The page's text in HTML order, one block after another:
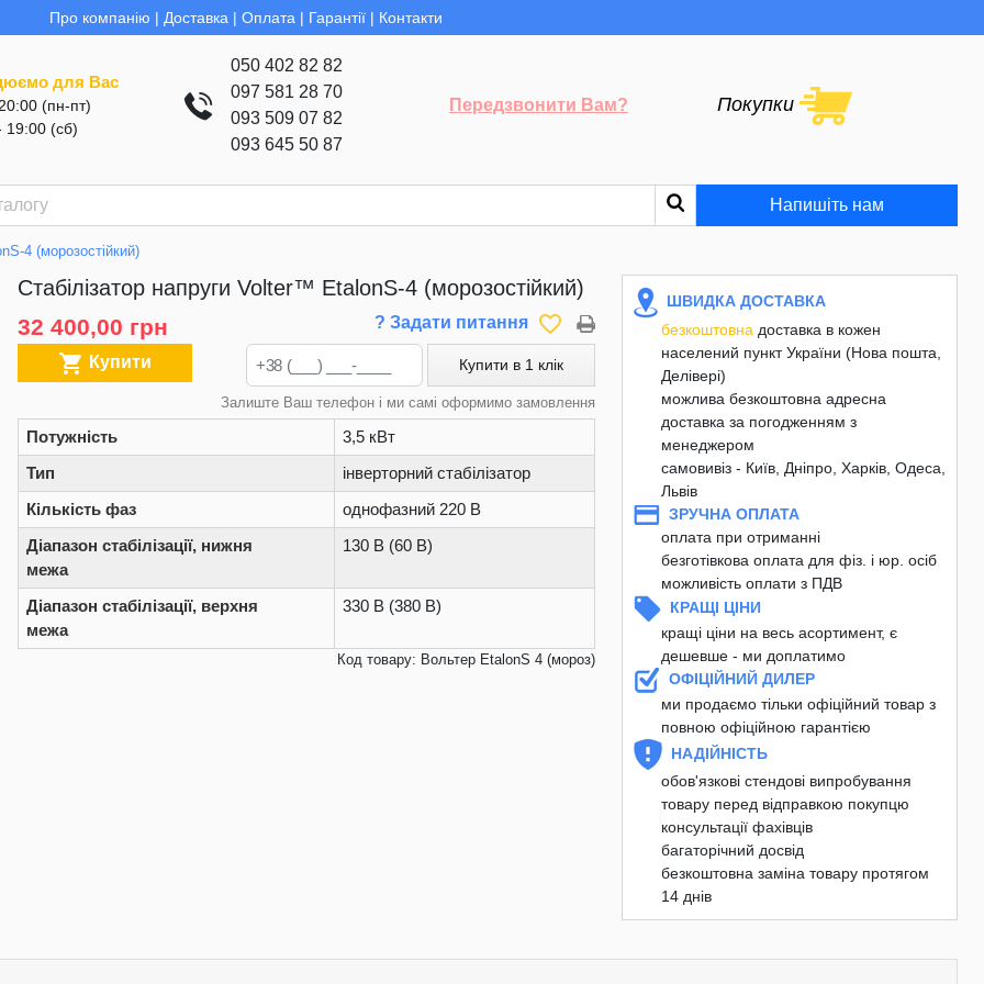
Про компанію | Доставка | Оплата | Гарантії | Контакти
для Вас
(пн-пт)
19:00 (сб)
050 402 82 82
097 581 28 70
093 509 07 82
093 645 50 87
Передзвонити Вам? Покупки
Напишіть нам
4 (морозостійкий)
Стабілізатор напруги Volter™ EtalonS-4 (морозостійкий)
32 400,00 грн ? Задати питання favorite_border
 Купити Купити в 1 клік
Залиште Ваш телефон і ми самі оформимо замовлення
Потужність
3,5 кВт
Тип
інверторний стабілізатор
Кількість фаз
однофазний 220 В
Діапазон стабілізації, нижня
межа
130 В (60 В)
Діапазон стабілізації, верхня
межа
330 В (380 В)
Код товару: Вольтер EtalonS 4 (мороз)
ШВИДКА ДОСТАВКА
безкоштовна доставка в кожен
населений пункт України (Нова пошта,
Делівері)
можлива безкоштовна адресна
доставка за погодженням з
менеджером
самовивіз - Київ, Дніпро, Харків, Одеса,
Львів
ЗРУЧНА ОПЛАТА
оплата при отриманні
безготівкова оплата для фіз. і юр. осіб
можливість оплати з ПДВ
КРАЩІ ЦІНИ
кращі ціни на весь асортимент, є
дешевше - ми доплатимо
ОФІЦІЙНИЙ ДИЛЕР
ми продаємо тільки офіційний товар з
повною офіційною гарантією
НАДІЙНІСТЬ
обов'язкові стендові випробування
товару перед відправкою покупцю
консультації фахівців
багаторічний досвід
безкоштовна заміна товару протягом
14 днів